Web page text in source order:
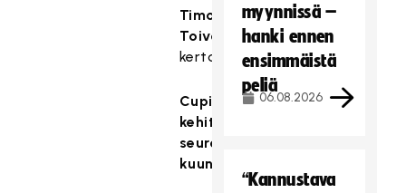
Timo
Toivonen
kertoo.
Cupia
kehitetään
seuroja
kuunnellen
myynnissä –
hanki ennen
ensimmäistä
peliä
06.08.2026
“Kannustava